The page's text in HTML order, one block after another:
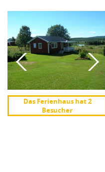
Das Ferienhaus hat 2
Besucher